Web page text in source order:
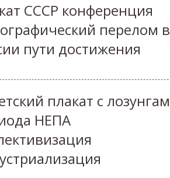
СССР конференция
перелом в
пути достижения
плакат с
НЕПА